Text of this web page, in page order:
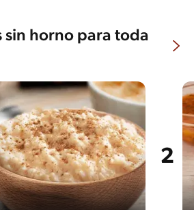
sin horno para toda